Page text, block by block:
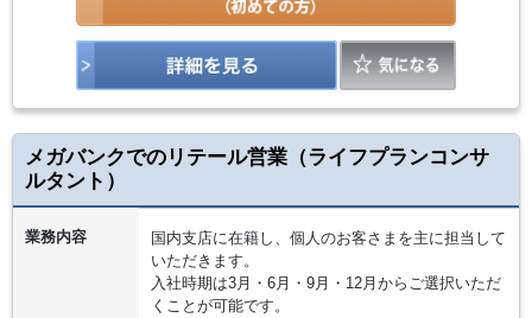
メガバンクでのリテール営業（ライフプランコンサ
ルタント）
業務内容
国内支店に在籍し、個人のお客さまを主に担当して
いただきます。
入社時期は3月・6月・9月・12月からご選択いただ
くことが可能です。